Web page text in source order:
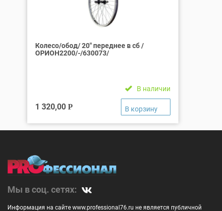
Колесо/обод/ 20″ переднее в сб /
ОРИОН2200/-/630073/
В наличии
1 320,00 Р
Мы в соц. сетях:
Информация на сайте www.professional76.ru не является публичной